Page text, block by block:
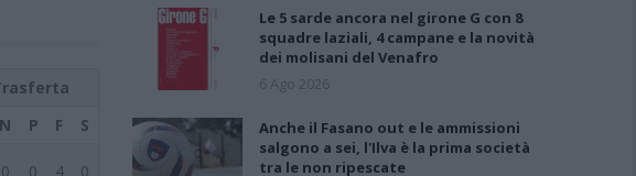
N P F S
0 0 4 0
Le 5 sarde ancora nel girone G con 8
squadre laziali, 4 campane e la novità
dei molisani del Venafro
6 Ago 2026
Anche il Fasano out e le ammissioni
salgono a sei, l'Ilva è la prima società
tra le non ripescate